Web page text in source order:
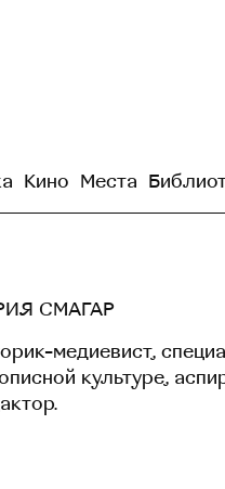
Кино Места
СМАГАР
медиевист,
культуре,